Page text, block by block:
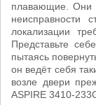
плавающие. Они
неисправности
локализации
Представьте
пытаясь
он ведёт себя
возле двери
ASPIRE 3410-